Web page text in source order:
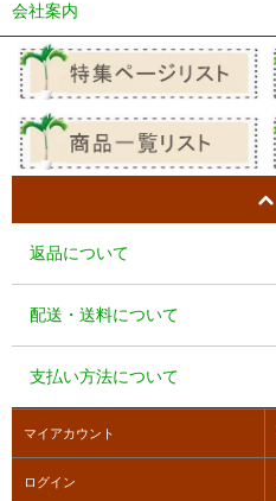
会社案内
返品について
配送・送料について
支払い方法について
マイアカウント
ログイン